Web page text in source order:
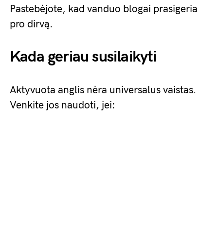
Pastebėjote, kad vanduo blogai prasigeria
pro dirvą.
Kada geriau susilaikyti
Aktyvuota anglis nėra universalus vaistas.
Venkite jos naudoti, jei: